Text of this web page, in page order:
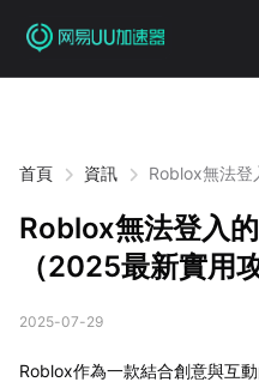
首頁 資訊
Roblox無法登
Roblox無法登入
（2025最新實用
2025-07-29
Roblox作為一款結合創意與互